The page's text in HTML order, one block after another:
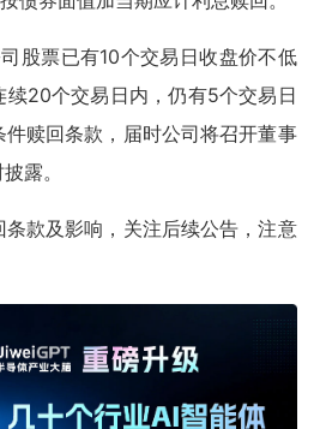
股票已有10个交易日收盘价不低
20个交易日内，仍有5个交易日
赎回条款，届时公司将召开董事
露。
款及影响，关注后续公告，注意